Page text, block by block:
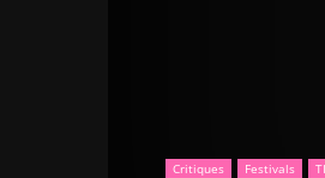
Critiques Festivals